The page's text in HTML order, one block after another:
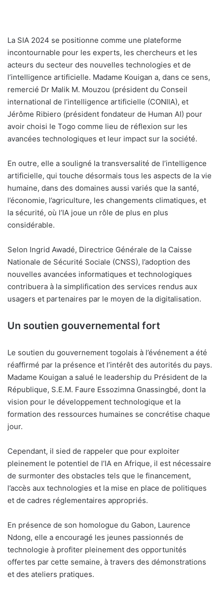
La SIA 2024 se positionne comme une plateforme
incontournable pour les experts, les chercheurs et les
acteurs du secteur des nouvelles technologies et de
l’intelligence artificielle. Madame Kouigan a, dans ce sens,
remercié Dr Malik M. Mouzou (président du Conseil
international de l’intelligence artificielle (CONIIA), et
Jérôme Ribiero (président fondateur de Human AI) pour
avoir choisi le Togo comme lieu de réflexion sur les
avancées technologiques et leur impact sur la société.
En outre, elle a souligné la transversalité de l’intelligence
artificielle, qui touche désormais tous les aspects de la vie
humaine, dans des domaines aussi variés que la santé,
l’économie, l’agriculture, les changements climatiques, et
la sécurité, où l’IA joue un rôle de plus en plus
considérable.
Selon Ingrid Awadé, Directrice Générale de la Caisse
Nationale de Sécurité Sociale (CNSS), l’adoption des
nouvelles avancées informatiques et technologiques
contribuera à la simplification des services rendus aux
usagers et partenaires par le moyen de la digitalisation.
Un soutien gouvernemental fort
Le soutien du gouvernement togolais à l’événement a été
réaffirmé par la présence et l’intérêt des autorités du pays.
Madame Kouigan a salué le leadership du Président de la
République, S.E.M. Faure Essozimna Gnassingbé, dont la
vision pour le développement technologique et la
formation des ressources humaines se concrétise chaque
jour.
Cependant, il sied de rappeler que pour exploiter
pleinement le potentiel de l’IA en Afrique, il est nécessaire
de surmonter des obstacles tels que le financement,
l’accès aux technologies et la mise en place de politiques
et de cadres réglementaires appropriés.
En présence de son homologue du Gabon, Laurence
Ndong, elle a encouragé les jeunes passionnés de
technologie à profiter pleinement des opportunités
offertes par cette semaine, à travers des démonstrations
et des ateliers pratiques.